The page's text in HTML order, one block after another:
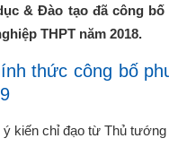
& Đào tạo đã công
THPT năm 2018.
thức công bố
kiến chỉ đạo từ Thủ